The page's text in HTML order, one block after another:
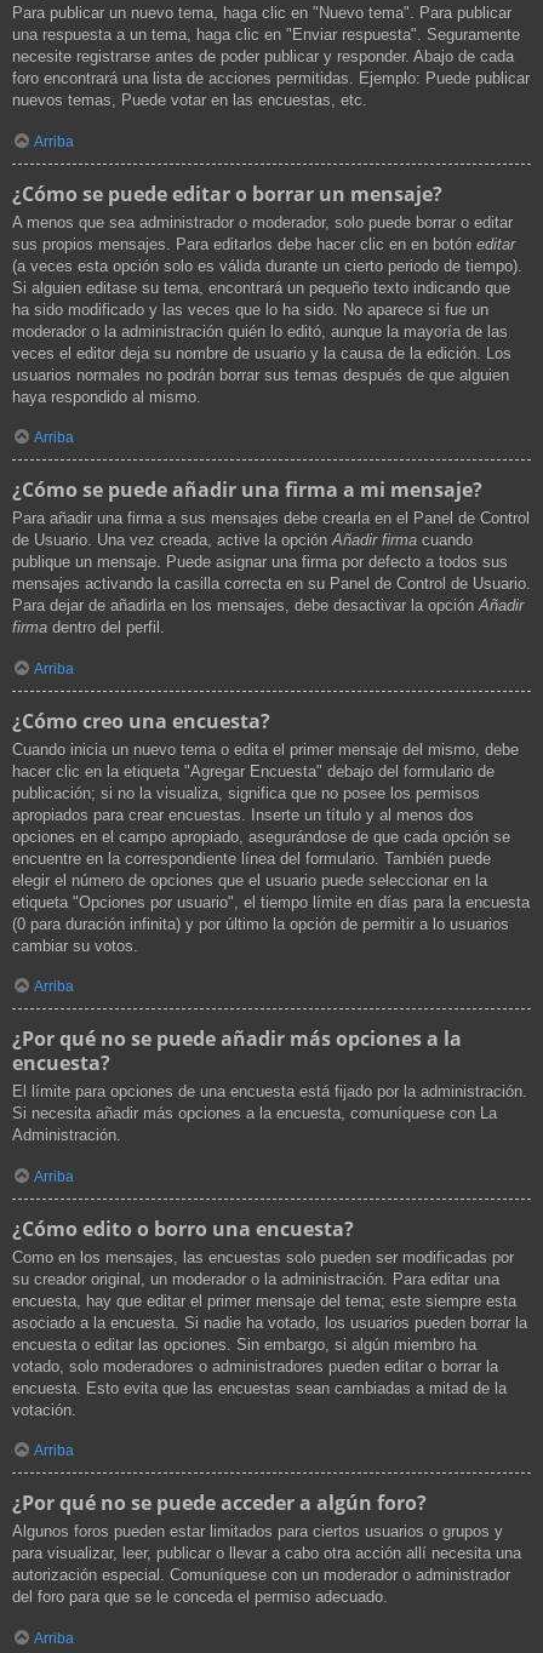
Para publicar un nuevo tema, haga clic en "Nuevo tema". Para publicar
una respuesta a un tema, haga clic en "Enviar respuesta". Seguramente
necesite registrarse antes de poder publicar y responder. Abajo de cada
foro encontrará una lista de acciones permitidas. Ejemplo: Puede publicar
nuevos temas, Puede votar en las encuestas, etc.
Arriba
¿Cómo se puede editar o borrar un mensaje?
A menos que sea administrador o moderador, solo puede borrar o editar
sus propios mensajes. Para editarlos debe hacer clic en en botón editar
(a veces esta opción solo es válida durante un cierto periodo de tiempo).
Si alguien editase su tema, encontrará un pequeño texto indicando que
ha sido modificado y las veces que lo ha sido. No aparece si fue un
moderador o la administración quién lo editó, aunque la mayoría de las
veces el editor deja su nombre de usuario y la causa de la edición. Los
usuarios normales no podrán borrar sus temas después de que alguien
haya respondido al mismo.
Arriba
¿Cómo se puede añadir una firma a mi mensaje?
Para añadir una firma a sus mensajes debe crearla en el Panel de Control
de Usuario. Una vez creada, active la opciónAñadir firma cuando
publique un mensaje. Puede asignar una firma por defecto a todos sus
mensajes activando la casilla correcta en su Panel de Control de Usuario.
Para dejar de añadirla en los mensajes, debe desactivar la opciónAñadir
firma dentro del perfil.
Arriba
¿Cómo creo una encuesta?
Cuando inicia un nuevo tema o edita el primer mensaje del mismo, debe
hacer clic en la etiqueta "Agregar Encuesta" debajo del formulario de
publicación; si no la visualiza, significa que no posee los permisos
apropiados para crear encuestas. Inserte un título y al menos dos
opciones en el campo apropiado, asegurándose de que cada opción se
encuentre en la correspondiente línea del formulario. También puede
elegir el número de opciones que el usuario puede seleccionar en la
etiqueta "Opciones por usuario", el tiempo límite en días para la encuesta
(0 para duración infinita) y por último la opción de permitir a lo usuarios
cambiar su votos.
Arriba
¿Por qué no se puede añadir más opciones a la
encuesta?
El límite para opciones de una encuesta está fijado por la administración.
Si necesita añadir más opciones a la encuesta, comuníquese con La
Administración.
Arriba
¿Cómo edito o borro una encuesta?
Como en los mensajes, las encuestas solo pueden ser modificadas por
su creador original, un moderador o la administración. Para editar una
encuesta, hay que editar el primer mensaje del tema; este siempre esta
asociado a la encuesta. Si nadie ha votado, los usuarios pueden borrar la
encuesta o editar las opciones. Sin embargo, si algún miembro ha
votado, solo moderadores o administradores pueden editar o borrar la
encuesta. Esto evita que las encuestas sean cambiadas a mitad de la
votación.
Arriba
¿Por qué no se puede acceder a algún foro?
Algunos foros pueden estar limitados para ciertos usuarios o grupos y
para visualizar, leer, publicar o llevar a cabo otra acción allí necesita una
autorización especial. Comuníquese con un moderador o administrador
del foro para que se le conceda el permiso adecuado.
Arriba